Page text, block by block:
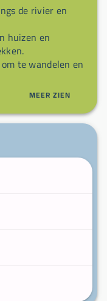
de rivier en
huizen en
te wandelen en
d'Or:
MEER ZIEN